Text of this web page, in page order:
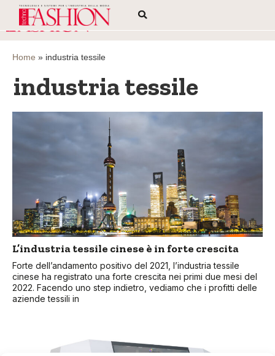
Home » industria tessile
industria tessile
L’industria tessile cinese è in forte crescita
Forte dell’andamento positivo del 2021, l’industria tessile
cinese ha registrato una forte crescita nei primi due mesi del
2022. Facendo uno step indietro, vediamo che i profitti delle
aziende tessili in